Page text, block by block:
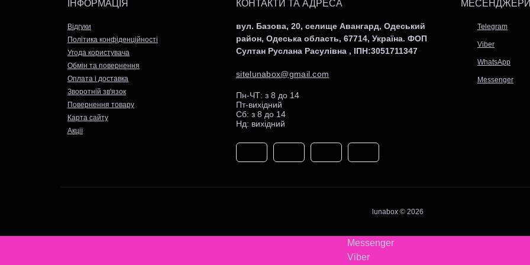
ІНФОРМАЦІЯ
Відгуки
Політика конфіденційності
Угода користувача
Обмін та повернення
Оплата і доставка
Зворотній зв'язок
Повернення товару
Карта сайту
Акції
КОНТАКТИ ТА АДРЕСА
вул. Базова, 20, селище Авангард, Одеський
район, Одеська область, 67714, Україна. ФОП
Султан Руслана Расулівна , ІПН:3051711347
sitelunabox@gmail.com
Пн-ЧТ: з 8 до 14
Пт-вихідний
Сб: з 8 до 14
Нд: вихідний
Telegram
Viber
WhatsApp
Messenger
lunabox © 2026
Messenger
Viber